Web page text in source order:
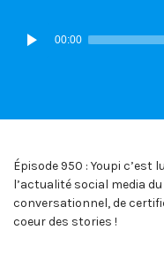
Lecteur
audio
00:00
Épisode 950 : Youpi c’est
l’actualité social media
conversationnel, de
coeur des stories !